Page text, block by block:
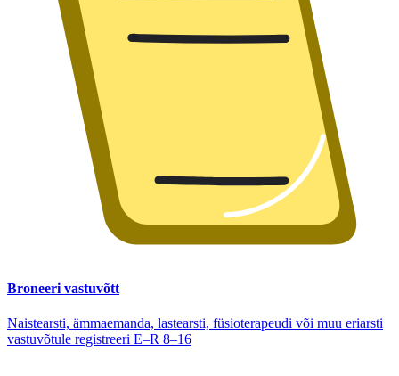
Broneeri vastuvõtt
Naistearsti, ämmaemanda, lastearsti, füsioterapeudi või muu eriarsti
vastuvõtule registreeri E–R 8–16